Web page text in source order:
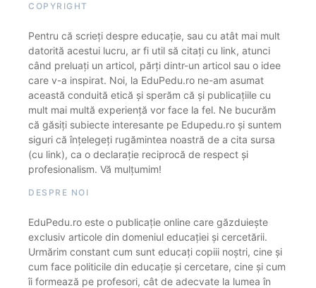
COPYRIGHT
Pentru că scrieți despre educație, sau cu atât mai mult
datorită acestui lucru, ar fi util să citați cu link, atunci
când preluați un articol, părți dintr-un articol sau o idee
care v-a inspirat. Noi, la EduPedu.ro ne-am asumat
această conduită etică și sperăm că și publicațiile cu
mult mai multă experiență vor face la fel. Ne bucurăm
că găsiți subiecte interesante pe Edupedu.ro și suntem
siguri că înțelegeți rugămintea noastră de a cita sursa
(cu link), ca o declarație reciprocă de respect și
profesionalism. Vă mulțumim!
DESPRE NOI
EduPedu.ro este o publicație online care găzduiește
exclusiv articole din domeniul educației și cercetării.
Urmărim constant cum sunt educați copiii noștri, cine și
cum face politicile din educație și cercetare, cine și cum
îi formează pe profesori, cât de adecvate la lumea în